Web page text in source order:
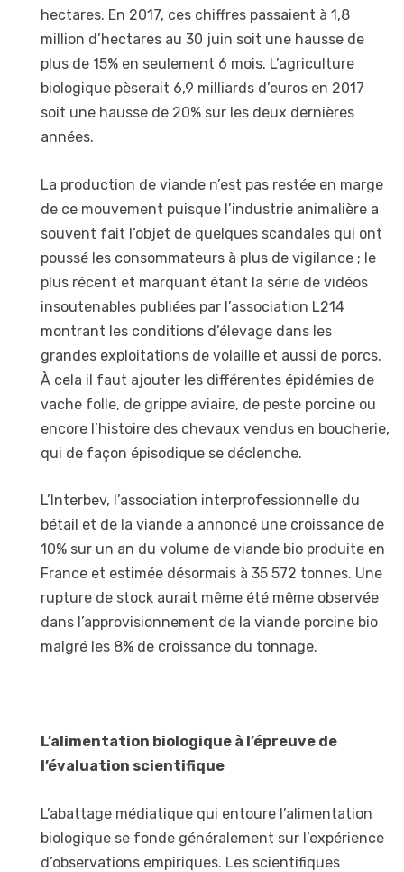
hectares. En 2017, ces chiffres passaient à 1,8
million d’hectares au 30 juin soit une hausse de
plus de 15% en seulement 6 mois. L’agriculture
biologique pèserait 6,9 milliards d’euros en 2017
soit une hausse de 20% sur les deux dernières
années.
La production de viande n’est pas restée en marge
de ce mouvement puisque l’industrie animalière a
souvent fait l’objet de quelques scandales qui ont
poussé les consommateurs à plus de vigilance ; le
plus récent et marquant étant la série de vidéos
insoutenables publiées par l’association L214
montrant les conditions d’élevage dans les
grandes exploitations de volaille et aussi de porcs.
À cela il faut ajouter les différentes épidémies de
vache folle, de grippe aviaire, de peste porcine ou
encore l’histoire des chevaux vendus en boucherie,
qui de façon épisodique se déclenche.
L’Interbev, l’association interprofessionnelle du
bétail et de la viande a annoncé une croissance de
10% sur un an du volume de viande bio produite en
France et estimée désormais à 35 572 tonnes. Une
rupture de stock aurait même été même observée
dans l’approvisionnement de la viande porcine bio
malgré les 8% de croissance du tonnage.
L’alimentation biologique à l’épreuve de
l’évaluation scientifique
L’abattage médiatique qui entoure l’alimentation
biologique se fonde généralement sur l’expérience
d’observations empiriques. Les scientifiques